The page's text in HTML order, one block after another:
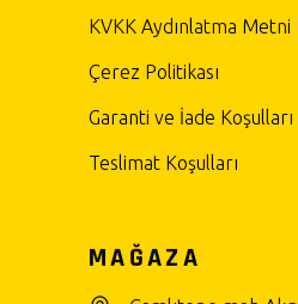
KVKK Aydınlatma Metni
Çerez Politikası
Garanti ve İade Koşulları
Teslimat Koşulları
MAĞAZA